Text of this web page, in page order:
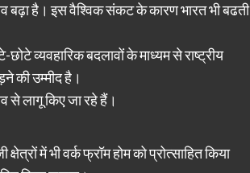
बढ़ा है। इस वैश्विक संकट के कारण भारत भी बढती
छोटे व्यवहारिक बदलावों के माध्यम से राष्ट्रीय
की उम्मीद है।
से लागू किए जा रहे हैं।
में भी वर्क फ्रॉम होम को प्रोत्साहित किया